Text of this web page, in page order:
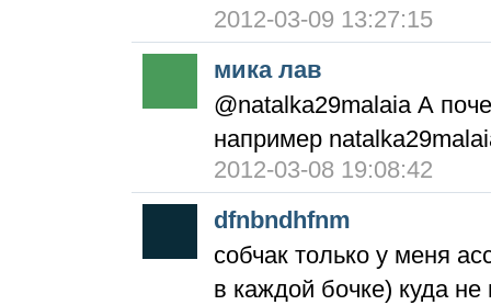
2012-03-09 13:27:15
мика лав
@natalka29malaia А
например
2012-03-08 19:08:42
dfnbndhfnm
собчак только у меня
в каждой бочке) куда